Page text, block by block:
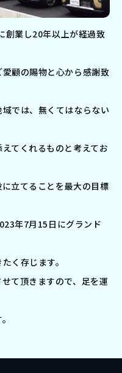
創業し20年以上が経過致
顧の賜物と心から感謝致
では、無くてはならない
てくれるものと考えてお
立てることを最大の目標
年7月15日にグランド
く存じます。
て頂きますので、足を運